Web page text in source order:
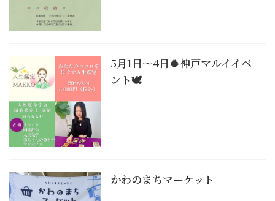
5月1日〜4日🍀神戸マルイイベ
ント🕊️
かわのまちマーケット